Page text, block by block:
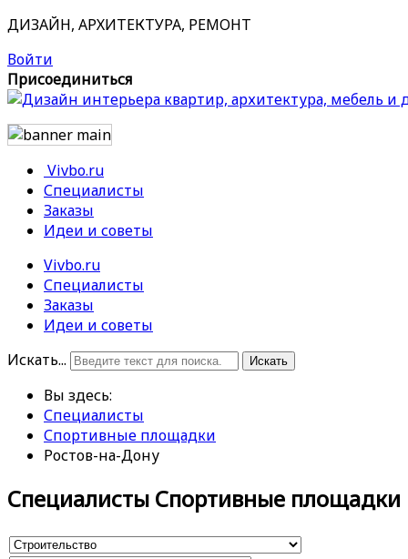
ДИЗАЙН, АРХИТЕКТУРА, РЕМОНТ
Войти
Присоединиться
Vivbo.ru
Специалисты
Заказы
Идеи и советы
Vivbo.ru
Специалисты
Заказы
Идеи и советы
Искать...
Искать
Вы здесь:
Специалисты
Спортивные площадки
Ростов-на-Дону
Специалисты Спортивные площадки